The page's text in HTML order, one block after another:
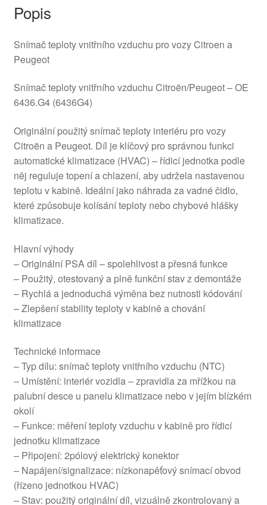
Popis
Snímač teploty vnitřního vzduchu pro vozy Citroen a
Peugeot
Snímač teploty vnitřního vzduchu Citroën/Peugeot – OE
6436.G4 (6436G4)
Originální použitý snímač teploty interiéru pro vozy
Citroën a Peugeot. Díl je klíčový pro správnou funkci
automatické klimatizace (HVAC) – řídicí jednotka podle
něj reguluje topení a chlazení, aby udržela nastavenou
teplotu v kabině. Ideální jako náhrada za vadné čidlo,
které způsobuje kolísání teploty nebo chybové hlášky
klimatizace.
Hlavní výhody
– Originální PSA díl – spolehlivost a přesná funkce
– Použitý, otestovaný a plně funkční stav z demontáže
– Rychlá a jednoduchá výměna bez nutnosti kódování
– Zlepšení stability teploty v kabině a chování
klimatizace
Technické informace
– Typ dílu: snímač teploty vnitřního vzduchu (NTC)
– Umístění: interiér vozidla – zpravidla za mřížkou na
palubní desce u panelu klimatizace nebo v jejím blízkém
okolí
– Funkce: měření teploty vzduchu v kabině pro řídicí
jednotku klimatizace
– Připojení: 2pólový elektrický konektor
– Napájení/signalizace: nízkonapěťový snímací obvod
(řízeno jednotkou HVAC)
– Stav: použitý originální díl, vizuálně zkontrolovaný a